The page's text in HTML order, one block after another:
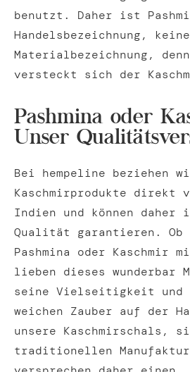
benutzt. Daher ist
Handelsbezeichnung, keine
Materialbezeichnung,
versteckt sich der
Pashmina oder
Unser
Bei hempeline beziehen
Kaschmirprodukte direkt
Indien und können daher
Qualität garantieren. Ob
Pashmina oder Kaschmir
lieben dieses wunderbar
seine Vielseitigkeit und
weichen Zauber auf der
unsere Kaschmirschals,
traditionellen